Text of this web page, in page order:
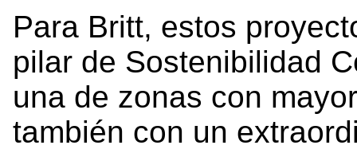
Para Britt, estos
pilar de Sostenibilidad
una de zonas con
también con un